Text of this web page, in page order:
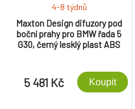
Maxton Design difuzory pod
boční prahy pro BMW řada 5
G30, černý lesklý plast ABS
4-8 týdnů
5 481 Kč Koupit